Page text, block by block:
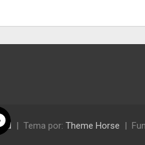
Tema por: Theme Horse